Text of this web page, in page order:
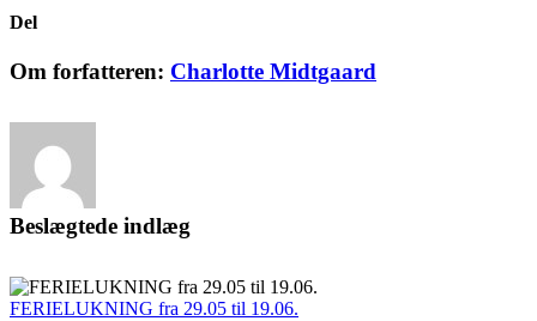
Del
Facebook
LinkedIn
E-
Om forfatteren: Charlotte Midtgaard
Beslægtede indlæg
FERIELUKNING fra 29.05 til 19.06.